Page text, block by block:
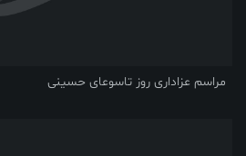
مراسم عزاداری روز تاسوعای حسینی